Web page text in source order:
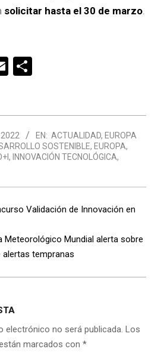
solicitar hasta el 30 de marzo.
Email
EN: ACTUALIDAD, EUROPA
SOSTENIBLE, EUROPA,
, INNOVACIÓN TECNOLÓGICA,
Validación de Innovación en
Meteorológico Mundial alerta sobre
tempranas
electrónico no será publicada. Los
marcados con *